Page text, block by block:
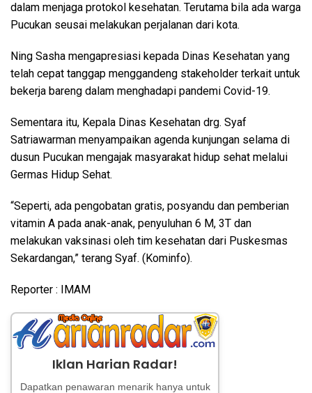
dalam menjaga protokol kesehatan. Terutama bila ada warga
Pucukan seusai melakukan perjalanan dari kota.
Ning Sasha mengapresiasi kepada Dinas Kesehatan yang
telah cepat tanggap menggandeng stakeholder terkait untuk
bekerja bareng dalam menghadapi pandemi Covid-19.
Sementara itu, Kepala Dinas Kesehatan drg. Syaf
Satriawarman menyampaikan agenda kunjungan selama di
dusun Pucukan mengajak masyarakat hidup sehat melalui
Germas Hidup Sehat.
“Seperti, ada pengobatan gratis, posyandu dan pemberian
vitamin A pada anak-anak, penyuluhan 6 M, 3T dan
melakukan vaksinasi oleh tim kesehatan dari Puskesmas
Sekardangan,” terang Syaf. (Kominfo).
Reporter : IMAM
Iklan Harian Radar!
Dapatkan penawaran menarik hanya untuk